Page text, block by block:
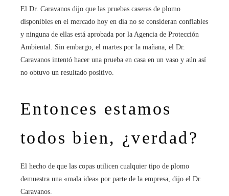
El Dr. Caravanos dijo que las pruebas caseras de plomo
disponibles en el mercado hoy en día no se consideran confiables
y ninguna de ellas está aprobada por la Agencia de Protección
Ambiental. Sin embargo, el martes por la mañana, el Dr.
Caravanos intentó hacer una prueba en casa en un vaso y aún así
no obtuvo un resultado positivo.
Entonces estamos
todos bien, ¿verdad?
El hecho de que las copas utilicen cualquier tipo de plomo
demuestra una «mala idea» por parte de la empresa, dijo el Dr.
Caravanos.